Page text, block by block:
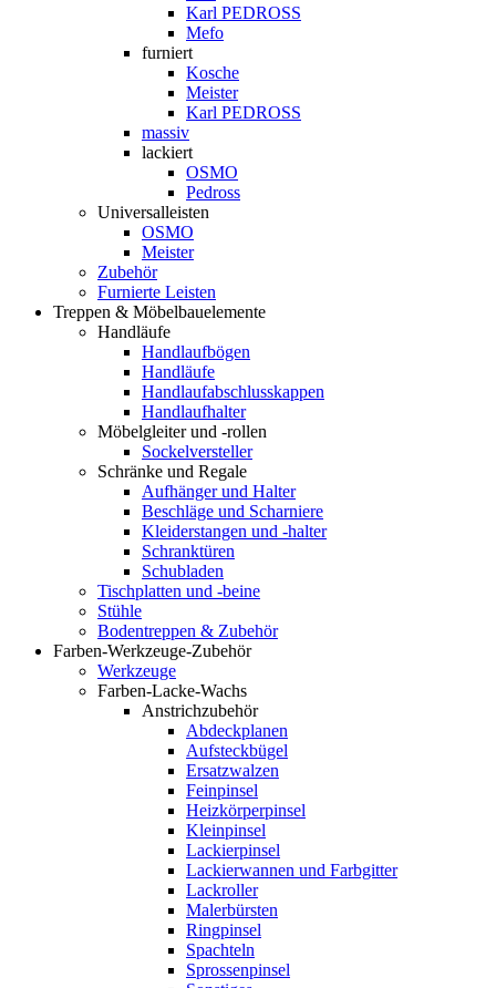
Karl PEDROSS
Mefo
furniert
Kosche
Meister
Karl PEDROSS
massiv
lackiert
OSMO
Pedross
Universalleisten
OSMO
Meister
Zubehör
Furnierte Leisten
Treppen & Möbelbauelemente
Handläufe
Handlaufbögen
Handläufe
Handlaufabschlusskappen
Handlaufhalter
Möbelgleiter und -rollen
Sockelversteller
Schränke und Regale
Aufhänger und Halter
Beschläge und Scharniere
Kleiderstangen und -halter
Schranktüren
Schubladen
Tischplatten und -beine
Stühle
Bodentreppen & Zubehör
Farben-Werkzeuge-Zubehör
Werkzeuge
Farben-Lacke-Wachs
Anstrichzubehör
Abdeckplanen
Aufsteckbügel
Ersatzwalzen
Feinpinsel
Heizkörperpinsel
Kleinpinsel
Lackierpinsel
Lackierwannen und Farbgitter
Lackroller
Malerbürsten
Ringpinsel
Spachteln
Sprossenpinsel